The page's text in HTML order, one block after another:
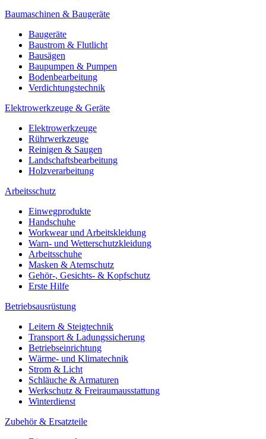
Baumaschinen & Baugeräte
Baugeräte
Baustrom & Flutlicht
Bausägen
Baupumpen & Pumpen
Bodenbearbeitung
Verdichtungstechnik
Elektrowerkzeuge & Geräte
Elektrowerkzeuge
Rührwerkzeuge
Reinigen & Saugen
Landschaftsbearbeitung
Holzverarbeitung
Arbeitsschutz
Einwegprodukte
Handschuhe
Workwear und Arbeitskleidung
Warn- und Wetterschutzkleidung
Arbeitsschuhe
Masken & Atemschutz
Gehör-, Gesichts- & Kopfschutz
Erste Hilfe
Betriebsausrüstung
Leitern & Steigtechnik
Transport & Ladungssicherung
Betriebseinrichtung
Wärme- und Klimatechnik
Strom & Licht
Schläuche & Armaturen
Werkschutz & Freiraumausstattung
Winterdienst
Zubehör & Ersatzteile